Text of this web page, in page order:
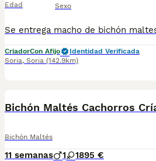
Edad Sexo
CriadorCon Afijo
Identidad Verificada
Soria, Soria (142.9km)
Bichón Maltés Cachorros
Bichón Maltés
11 semanas 1 1895 €